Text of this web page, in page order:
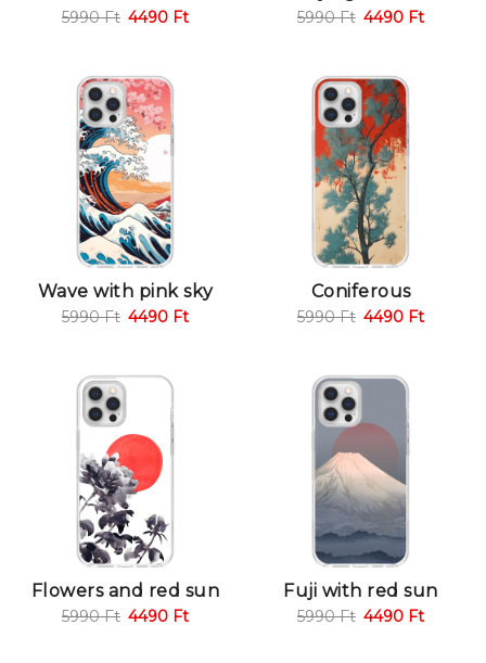
5990Ft 4490 Ft 5990Ft 4490 Ft
Wave with pink sky
5990Ft 4490 Ft
Coniferous
5990Ft 4490 Ft
Flowers and red sun
5990Ft 4490 Ft
Fuji with red sun
5990Ft 4490 Ft